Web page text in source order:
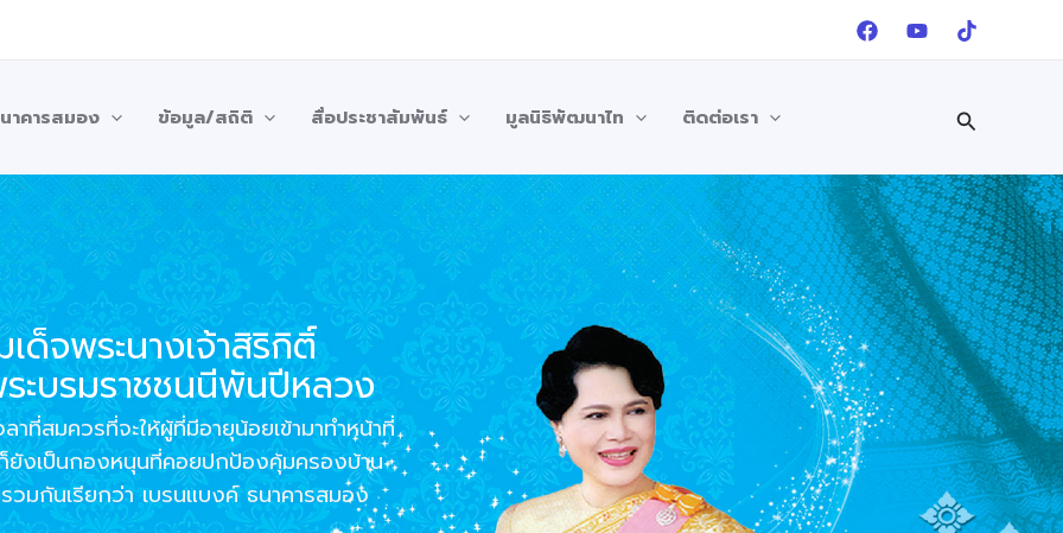
าคารสมอง ข้อมูล/สถิติ สื่อประชาสัมพันธ์ มูลนิธิพัฒนาไท ติดต่อเรา Search
ด็จพระนางเจ้าสิริกิติ์
ะบรมราชชนนีพันปีหลวง
ที่สมควรที่จะให้ผู้ที่มีอายุน้อยเข้ามาทำหน้าที่
ก็ยังเป็นกองหนุนที่คอยปกป้องคุ้มครองบ้าน
วมกันเรียกว่า เบรนแบงค์ ธนาคารสมอง